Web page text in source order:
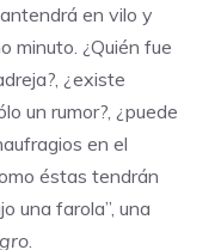
en vilo y
minuto. ¿Quién fue
¿existe
un rumor?, ¿puede
en el
éstas tendrán
una farola”, una